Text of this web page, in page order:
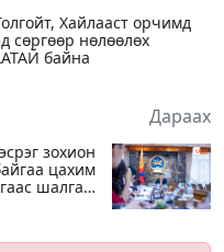
Хайлааст орчимд
сөргөөр нөлөөлөх
байна
Дараах
зохион
цахим
шалгаж